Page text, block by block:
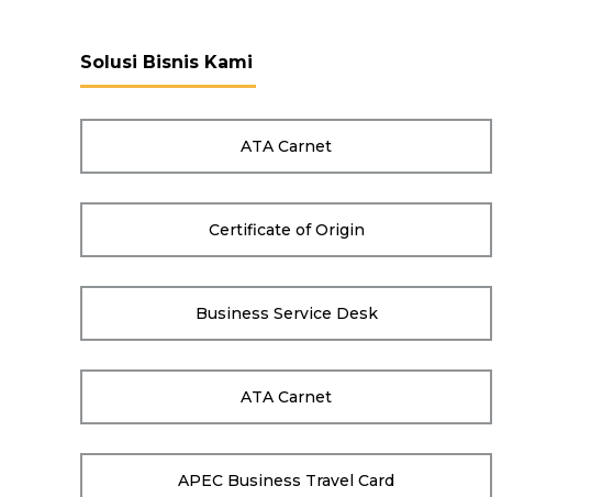
Solusi Bisnis Kami
ATA Carnet
Certificate of Origin
Business Service Desk
ATA Carnet
APEC Business Travel Card